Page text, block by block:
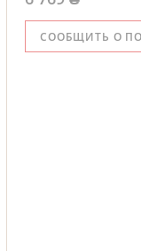
СООБЩИТЬ О